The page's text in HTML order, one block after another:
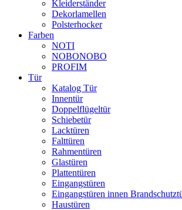
Kleiderständer
Dekorlamellen
Polsterhocker
Farben
NOTI
NOBONOBO
PROFIM
Tür
Katalog Tür
Innentür
Doppelflügeltür
Schiebetür
Lacktüren
Falttüren
Rahmentüren
Glastüren
Plattentüren
Eingangstüren
Eingangstüren innen
Haustüren